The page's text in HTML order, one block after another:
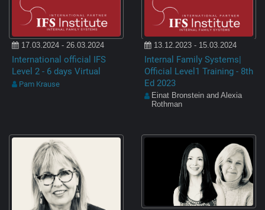
17.03.2024 - 26.03.2024
International official IFS
Level 2 - 6 days Virtual
Pam Krause
13.12.2023 - 15.03.2024
Internal Family Systems|
Official Level1 Training - 8th
Ed 2023
Einat Bronstein and Alexia
Rothman